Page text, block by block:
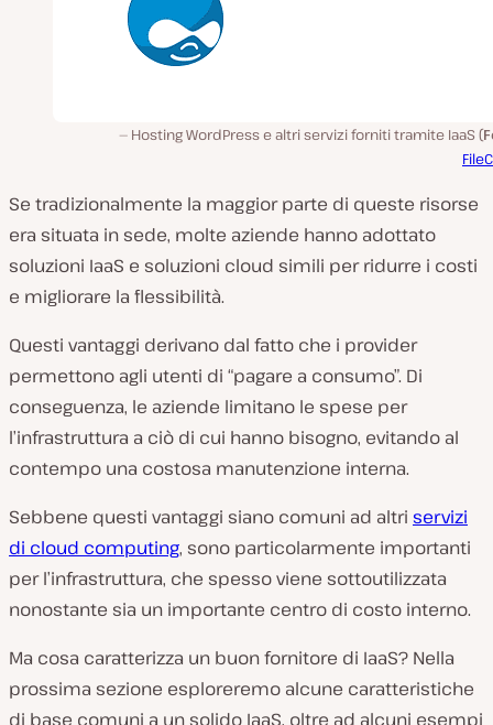
Hosting WordPress e altri servizi forniti tramite IaaS (
Se tradizionalmente la maggior parte di queste risorse
era situata in sede, molte aziende hanno adottato
soluzioni IaaS e soluzioni cloud simili per ridurre i costi
e migliorare la flessibilità.
Questi vantaggi derivano dal fatto che i provider
permettono agli utenti di “pagare a consumo”. Di
conseguenza, le aziende limitano le spese per
l’infrastruttura a ciò di cui hanno bisogno, evitando al
contempo una costosa manutenzione interna.
Sebbene questi vantaggi siano comuni ad altri servizi
di cloud computing, sono particolarmente importanti
per l’infrastruttura, che spesso viene sottoutilizzata
nonostante sia un importante centro di costo interno.
Ma cosa caratterizza un buon fornitore di IaaS? Nella
prossima sezione esploreremo alcune caratteristiche
di base comuni a un solido IaaS, oltre ad alcuni esempi